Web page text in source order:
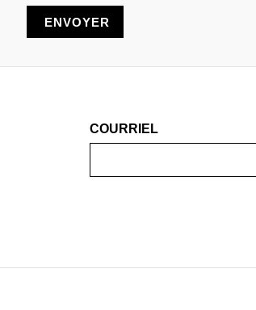
COURRIEL